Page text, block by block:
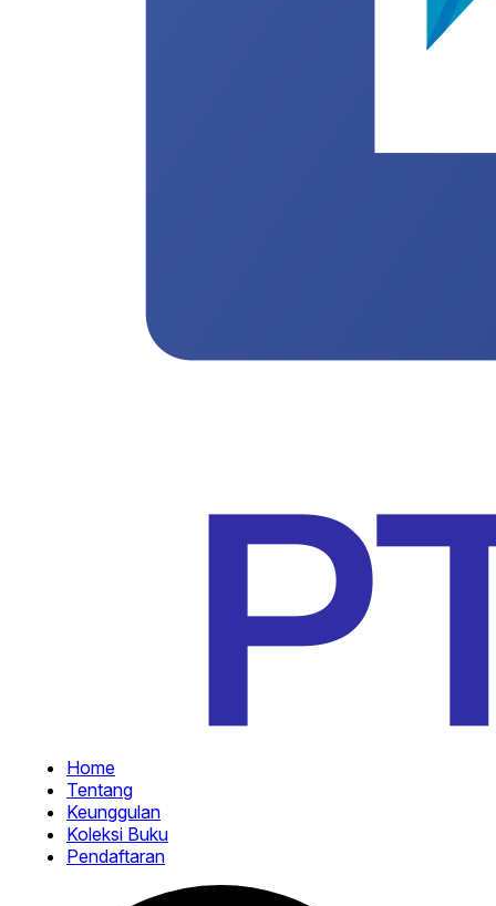
Home
Tentang
Keunggulan
Koleksi Buku
Pendaftaran